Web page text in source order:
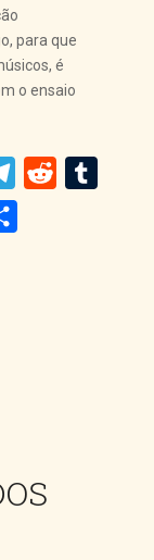
para que
é
o ensaio
Telegram
Reddit